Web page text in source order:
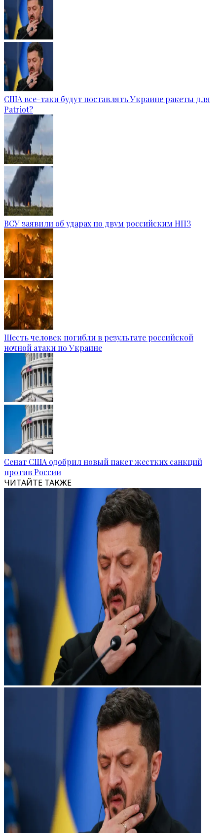
США все-таки будут поставлять Украине ракеты для
Patriot?
ВСУ заявили об ударах по двум российским НПЗ
Шесть человек погибли в результате российской
ночной атаки по Украине
Сенат США одобрил новый пакет жестких санкций
против России
ЧИТАЙТЕ ТАКЖЕ